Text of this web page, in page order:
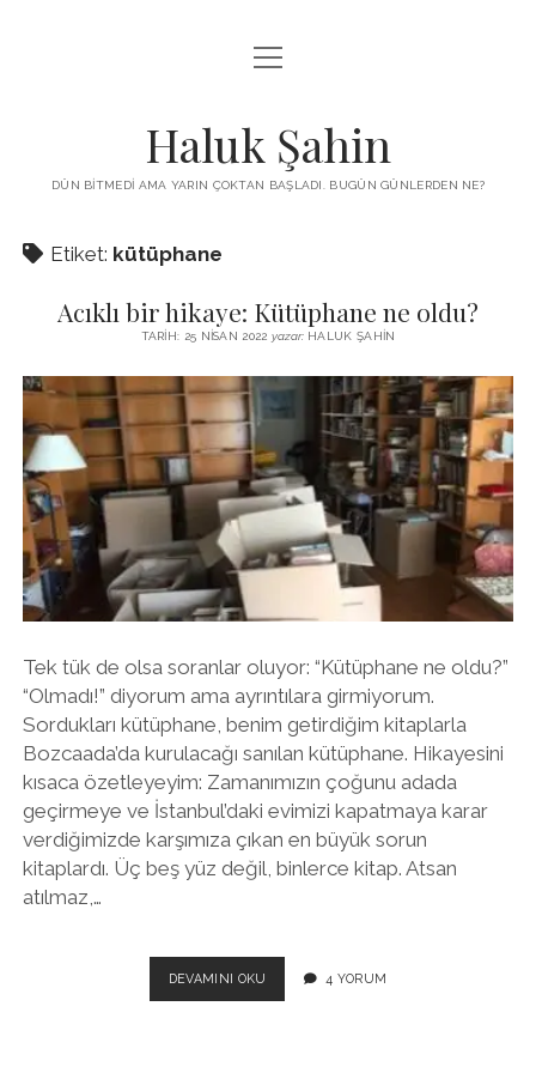
KUTUP YILDIZI
MENDIREK YAZILARI
İYI YAŞAM VE MUTLULUK ÜZERINE
GÜZEL MAVRELLA
BIZ KIMIZ?
MED 532 SPRING ‘25
YAZMADAN EDEMEDIM
HABERLER / NEWS
twitter facebookinstagram
menüyü
aç
Haluk Şahin
DÜN BITMEDI AMA YARIN ÇOKTAN BAŞLADI. BUGÜN GÜNLERDEN NE?
Etiket: kütüphane
Acıklı bir hikaye: Kütüphane ne oldu?
TARIH: 25 NISAN 2022 yazar:HALUK ŞAHIN
Tek tük de olsa soranlar oluyor: “Kütüphane ne oldu?”
“Olmadı!” diyorum ama ayrıntılara girmiyorum.
Sordukları kütüphane, benim getirdiğim kitaplarla
Bozcaada’da kurulacağı sanılan kütüphane. Hikayesini
kısaca özetleyeyim: Zamanımızın çoğunu adada
geçirmeye ve İstanbul’daki evimizi kapatmaya karar
verdiğimizde karşımıza çıkan en büyük sorun
kitaplardı. Üç beş yüz değil, binlerce kitap. Atsan
atılmaz,…
DEVAMINI OKU ACIKLI
BIR
4 YORUM